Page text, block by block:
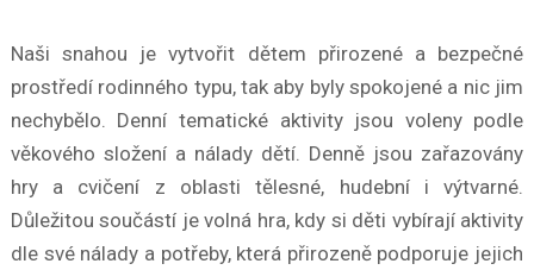
Naši snahou je vytvořit dětem přirozené a bezpečné
prostředí rodinného typu, tak aby byly spokojené a nic jim
nechybělo. Denní tematické aktivity jsou voleny podle
věkového složení a nálady dětí. Denně jsou zařazovány
hry a cvičení z oblasti tělesné, hudební i výtvarné.
Důležitou součástí je volná hra, kdy si děti vybírají aktivity
dle své nálady a potřeby, která přirozeně podporuje jejich